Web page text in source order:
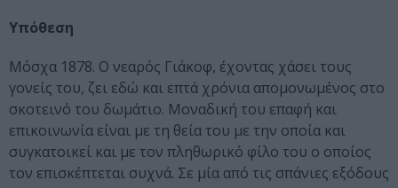
Υπόθεση
Μόσχα 1878. Ο νεαρός Γιάκοφ, έχοντας χάσει τους
γονείς του, ζει εδώ και επτά χρόνια απομονωμένος στο
σκοτεινό του δωμάτιο. Μοναδική του επαφή και
επικοινωνία είναι με τη θεία του με την οποία και
συγκατοικεί και με τον πληθωρικό φίλο του ο οποίος
τον επισκέπτεται συχνά. Σε μία από τις σπάνιες εξόδους